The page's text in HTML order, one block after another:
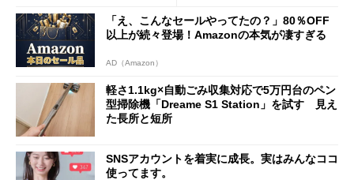
「え、こんなセールやってたの？」80％OFF
以上が続々登場！Amazonの本気が凄すぎる
AD（Amazon）
軽さ1.1kg×自動ごみ収集対応で5万円台のペン
型掃除機「Dreame S1 Station」を試す 見え
た長所と短所
SNSアカウントを着実に成長。実はみんなココ
使ってます。